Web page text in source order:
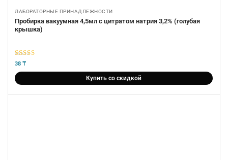
ЛАБОРАТОРНЫЕ ПРИНАДЛЕЖНОСТИ
Пробирка вакуумная 4,5мл с цитратом натрия 3,2% (голубая
крышка)
5из 5
38 ₸
Купить со скидкой